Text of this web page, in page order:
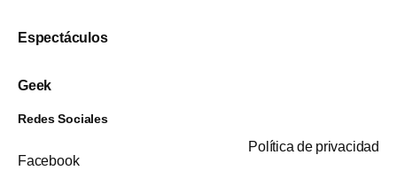
Espectáculos
Geek
Redes Sociales
Facebook
Política de privacidad